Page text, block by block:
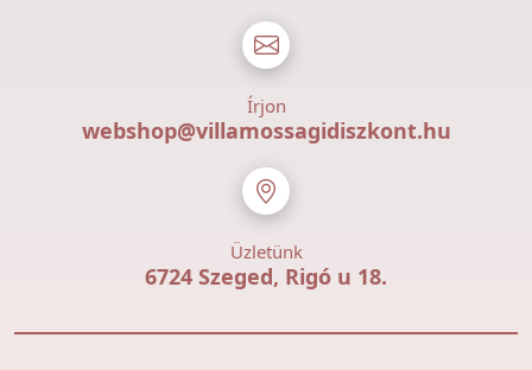
Írjon
webshop@villamossagidiszkont.hu
Üzletünk
6724 Szeged, Rigó u 18.